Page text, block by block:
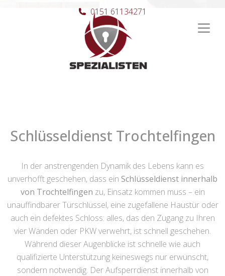
Hauptnavigation
0151 61134271
Schlüsseldienst Trochtelfingen
In der anstrengenden Dynamik des Lebens kann es
unverhofft geschehen, dass ein Schlüsseldienst innerhalb
von Trochtelfingen zu, Einsatz kommen muss – ein
unauffindbarer Türschlüssel, eine zugefallene Haustür oder
auch ein defektes Schloss: alles, das den Zugang zu Ihren
vier Wänden oder PKW verwehrt, ist schnell geschehen.
Während dieser Augenblicke ist schnelle wie auch
qualifizierte Unterstützung keineswegs nur erwünscht,
sondern notwendig. Der Aufsperrdienst innerhalb von